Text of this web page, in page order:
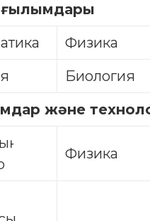
Физика
Биология
және
Физика